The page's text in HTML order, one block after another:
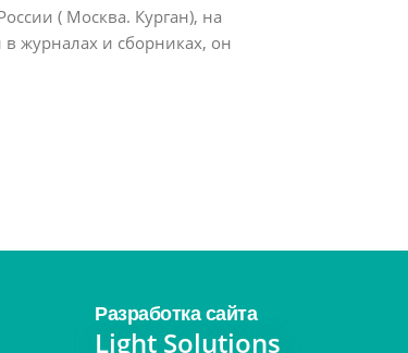
( Москва. Курган), на
в журналах и сборниках, он
Разработка сайта
Light Solutions